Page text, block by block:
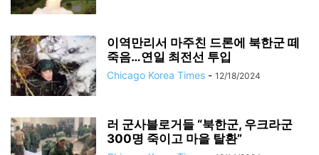
이역만리서 마주친 드론에 북한군 떼
죽음…연일 최전선 투입
Chicago Korea Times - 12/18/2024
러 군사블로거들 “북한군, 우크라군
300명 죽이고 마을 탈환”